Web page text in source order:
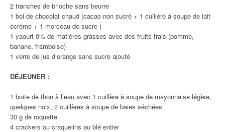
2 tranches de brioche sans beurre
1 bol de chocolat chaud (cacao non sucré + 1 cuillère à soupe de lait
écrémé + 1 morceau de sucre )
1 yaourt 0% de matières grasses avec des fruits frais (pomme,
banane, framboise)
1 verre de jus d’orange sans sucre ajouté
DÉJEUNER :
1 boite de thon à l’eau avec 1 cuillère à soupe de mayonnaise légère,
quelques noix, 2 cuillères à soupe de baies séchées
30 g de roquette
4 crackers ou craquelins au blé entier